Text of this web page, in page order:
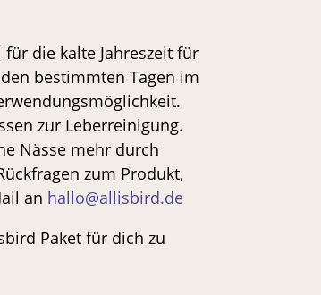
die kalte Jahreszeit für
bestimmten Tagen im
zur Leberreinigung.
Nässe mehr durch
zum Produkt,
an hallo@allisbird.de
Paket für dich zu